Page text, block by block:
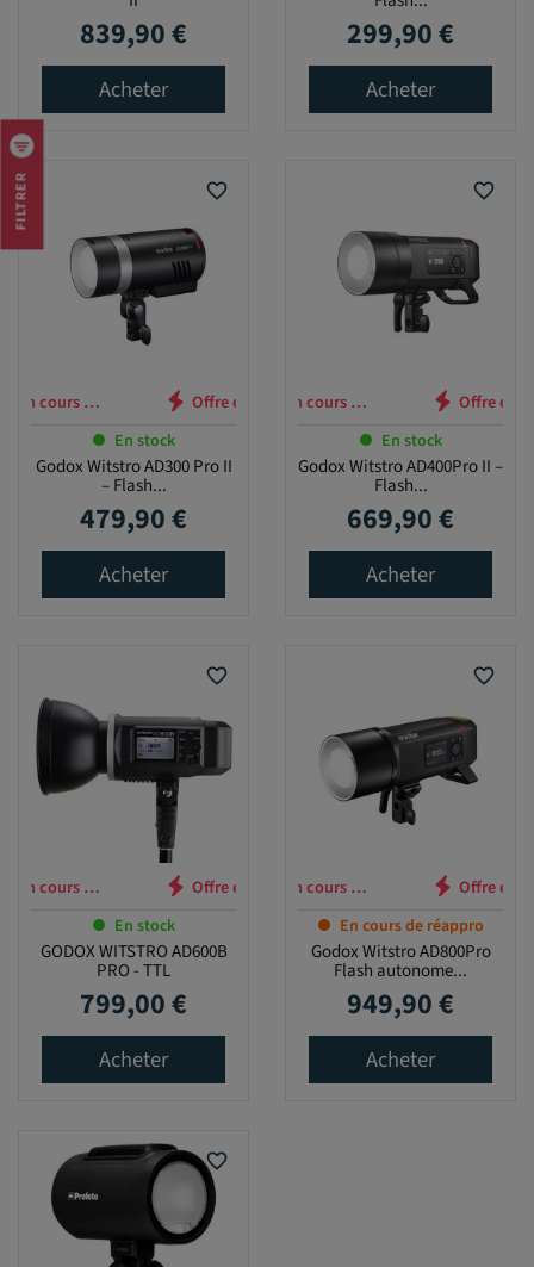
FILTRER
Prix
839,90 €
Acheter
Prix
299,90 €
Acheter
favorite_border
cours …
En stock
Godox Witstro AD300 Pro II
– Flash...
Prix
479,90 €
Acheter
favorite_border
Offre en cours …
En stock
Godox Witstro AD400Pro II –
Flash...
Prix
669,90 €
Acheter
favorite_border
cours …
En stock
GODOX WITSTRO AD600B
PRO - TTL
Prix
799,00 €
Acheter
favorite_border
Offre en cours …
En cours de réappro
Godox Witstro AD800Pro
Flash autonome...
Prix
949,90 €
Acheter
favorite_border